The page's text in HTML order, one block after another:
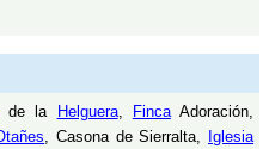
la Helguera, FincaAdoración,
, Casona de Sierralta,
Iglesia